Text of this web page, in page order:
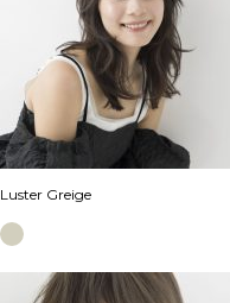
Luster Greige